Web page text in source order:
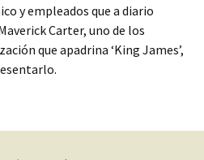
y empleados que a diario
Carter, uno de los
que apadrina ‘King James’,